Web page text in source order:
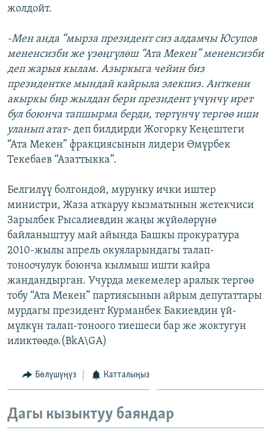
жолдойт.
-Мен анда “мырза президент сиз алдамчы Юсупов
мененсизби же үзөңгүлөш “Ата Мекен” мененсизби
деп жарыя кылам. Азыркыга чейин биз
президентке мындай кайрыла элекпиз. Анткени
акыркы бир жылдан бери президент үчүнчү ирет
бул боюнча тапшырма берди, төртүнчү тергөө иши
уланып атат- деп билдирди Жогорку Кеңештеги
“Ата Мекен” фракциясынын лидери Өмүрбек
Текебаев “Азаттыкка”.
Белгилүү болгондой, мурунку ички иштер
министри, Жаза аткаруу кызматынын жетекчиси
Зарылбек Рысалиевдин жаңы жүйөлөрүнө
байланыштуу май айында Башкы прокуратура
2010-жылы апрель окуяларындагы талап-
тоноочулук боюнча кылмыш ишти кайра
жандандырган. Учурда мекемелер аралык тергөө
тобу “Ата Мекен” партиясынын айрым депутаттары
мурдагы президент Курманбек Бакиевдин үй-
мүлкүн талап-тоноого тиешеси бар же жоктугун
иликтөөдө.(BkA\GA)
Бөлүшүңүз Катталыңыз
Дагы кызыктуу баяндар